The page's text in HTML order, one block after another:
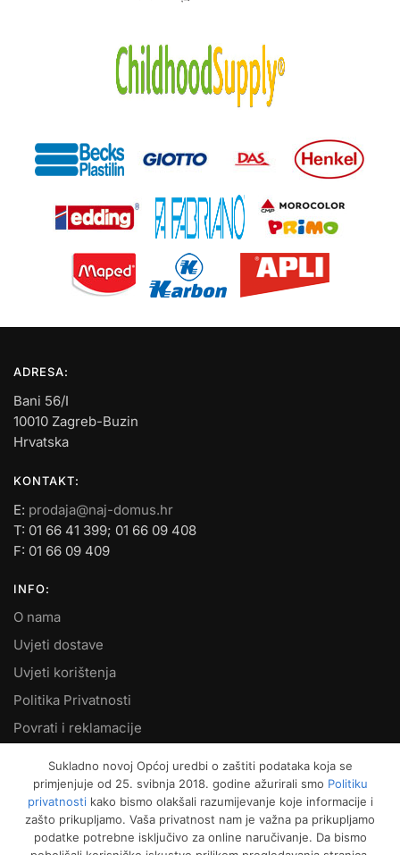
ADRESA:
Bani 56/I
10010 Zagreb-Buzin
Hrvatska
KONTAKT:
E: prodaja@naj-domus.hr
T: 01 66 41 399; 01 66 09 408
F: 01 66 09 409
INFO:
O nama
Uvjeti dostave
Uvjeti korištenja
Politika Privatnosti
Povrati i reklamacije
MOJ RAČUN:
Moje narudžbe
Sukladno novoj Općoj uredbi o zaštiti podataka koja se
primjenjuje od 25. svibnja 2018. godine ažurirali smo Politiku
privatnostikako bismo olakšali razumijevanje koje informacije i
zašto prikupljamo. Vaša privatnost nam je važna pa prikupljamo
podatke potrebne isključivo za online naručivanje. Da bismo